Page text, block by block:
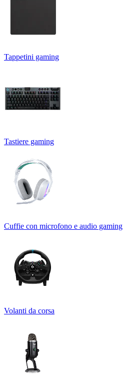
Tappetini gaming
Tastiere gaming
Cuffie con microfono e audio gaming
Volanti da corsa